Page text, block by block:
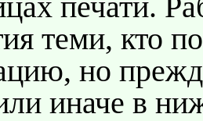
теми, кто
но
иначе в